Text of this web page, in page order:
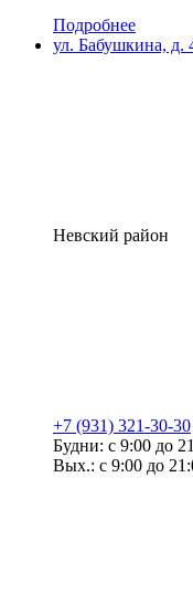
Подробнее
ул. Бабушкина, д.
Невский район
+7 (931) 321-30-30
Будни: с 9:00 до
Вых.: с 9:00 до